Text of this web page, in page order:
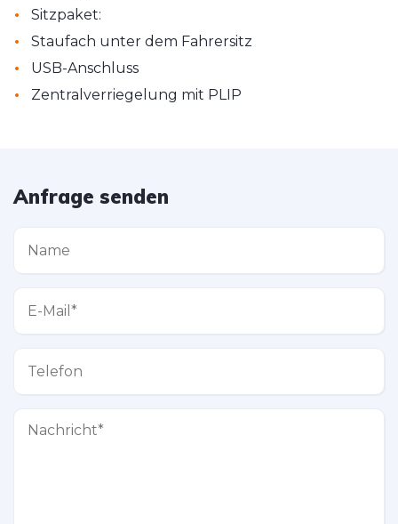
• Sitzpaket:
• Staufach unter dem Fahrersitz
• USB-Anschluss
• Zentralverriegelung mit PLIP
Anfrage senden